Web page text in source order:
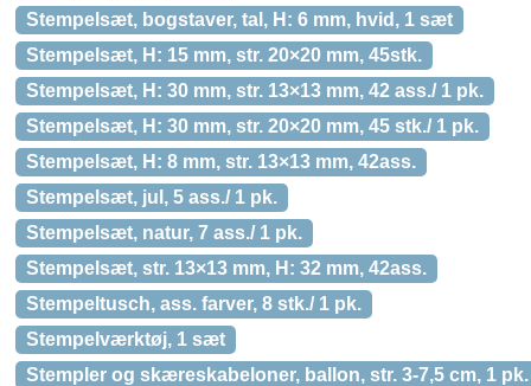
Stempelsæt, bogstaver, tal, H: 6 mm, hvid, 1 sæt
Stempelsæt, H: 15 mm, str. 20×20 mm, 45stk.
Stempelsæt, H: 30 mm, str. 13×13 mm, 42 ass./ 1 pk.
Stempelsæt, H: 30 mm, str. 20×20 mm, 45 stk./ 1 pk.
Stempelsæt, H: 8 mm, str. 13×13 mm, 42ass.
Stempelsæt, jul, 5 ass./ 1 pk.
Stempelsæt, natur, 7 ass./ 1 pk.
Stempelsæt, str. 13×13 mm, H: 32 mm, 42ass.
Stempeltusch, ass. farver, 8 stk./ 1 pk.
Stempelværktøj, 1 sæt
Stempler og skæreskabeloner, ballon, str. 3-7,5 cm, 1 pk.